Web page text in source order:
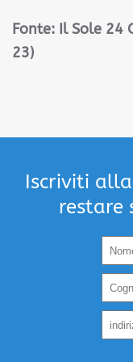
Fonte: Il Sole 24
23)
Iscriviti
restare